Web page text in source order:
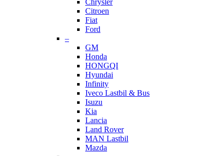
Chrysler
Citroen
Fiat
Ford
–
GM
Honda
HONGQI
Hyundai
Infinity
Iveco Lastbil & Bus
Isuzu
Kia
Lancia
Land Rover
MAN Lastbil
Mazda